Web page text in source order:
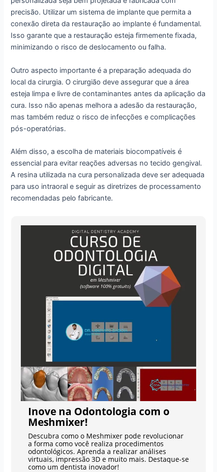
precisão. Utilizar um sistema de implante que permita a
conexão direta da restauração ao implante é fundamental.
Isso garante que a restauração esteja firmemente fixada,
minimizando o risco de deslocamento ou falha.
Outro aspecto importante é a preparação adequada do
local da cirurgia. O cirurgião deve assegurar que a área
esteja limpa e livre de contaminantes antes da aplicação da
cura. Isso não apenas melhora a adesão da restauração,
mas também reduz o risco de infecções e complicações
pós-operatórias.
Além disso, a escolha de materiais biocompatíveis é
essencial para evitar reações adversas no tecido gengival.
A resina utilizada na cura personalizada deve ser adequada
para uso intraoral e seguir as diretrizes de processamento
recomendadas pelo fabricante.
Inove na Odontologia com o
Meshmixer!
Descubra como o Meshmixer pode revolucionar
a forma como você realiza procedimentos
odontológicos. Aprenda a realizar análises
virtuais, impressão 3D e muito mais. Destaque-se
como um dentista inovador!